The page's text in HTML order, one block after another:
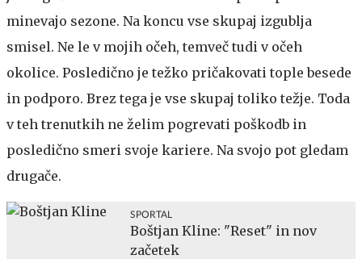
minevajo sezone. Na koncu vse skupaj izgublja
smisel. Ne le v mojih očeh, temveč tudi v očeh
okolice. Posledično je težko pričakovati tople besede
in podporo. Brez tega je vse skupaj toliko težje. Toda
v teh trenutkih ne želim pogrevati poškodb in
posledično smeri svoje kariere. Na svojo pot gledam
drugače.
SPORTAL
Boštjan Kline: "Reset" in nov
začetek